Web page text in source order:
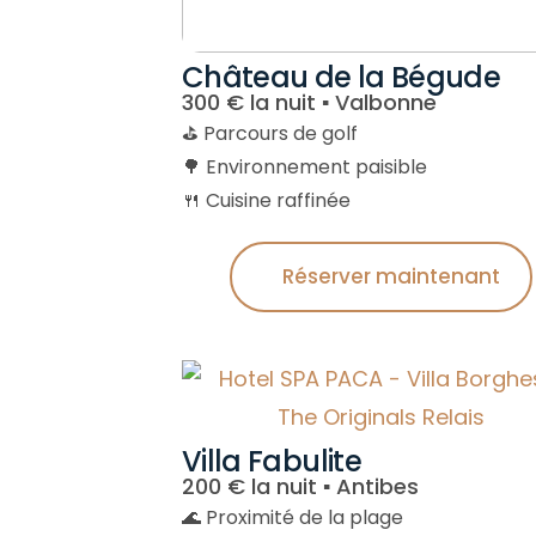
Château de la Bégude
300 € la nuit ▪︎ Valbonne
⛳ Parcours de golf
🌳 Environnement paisible
🍴 Cuisine raffinée
Réserver maintenant
Villa Fabulite
200 € la nuit ▪︎ Antibes
🌊 Proximité de la plage